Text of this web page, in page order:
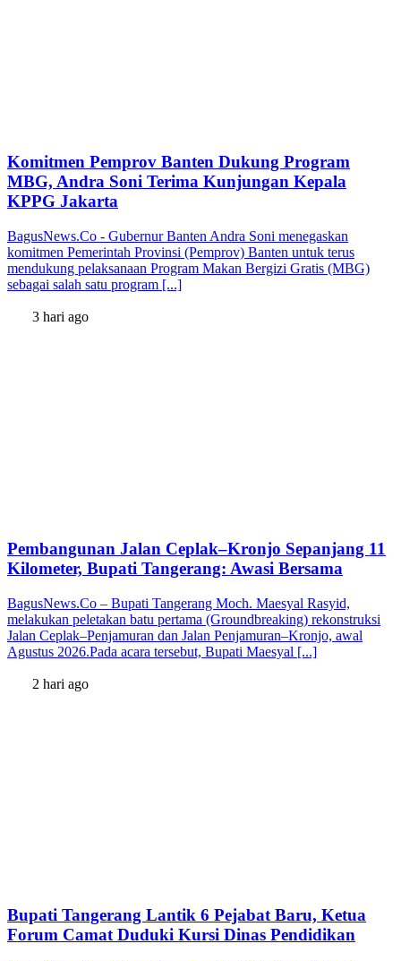
Komitmen Pemprov Banten Dukung Program
MBG, Andra Soni Terima Kunjungan Kepala
KPPG Jakarta
BagusNews.Co - Gubernur Banten Andra Soni menegaskan
komitmen Pemerintah Provinsi (Pemprov) Banten untuk terus
mendukung pelaksanaan Program Makan Bergizi Gratis (MBG)
sebagai salah satu program [...]
3 hari ago
Pembangunan Jalan Ceplak–Kronjo Sepanjang 11
Kilometer, Bupati Tangerang: Awasi Bersama
BagusNews.Co – Bupati Tangerang Moch. Maesyal Rasyid,
melakukan peletakan batu pertama (Groundbreaking) rekonstruksi
Jalan Ceplak–Penjamuran dan Jalan Penjamuran–Kronjo, awal
Agustus 2026.Pada acara tersebut, Bupati Maesyal [...]
2 hari ago
Bupati Tangerang Lantik 6 Pejabat Baru, Ketua
Forum Camat Duduki Kursi Dinas Pendidikan